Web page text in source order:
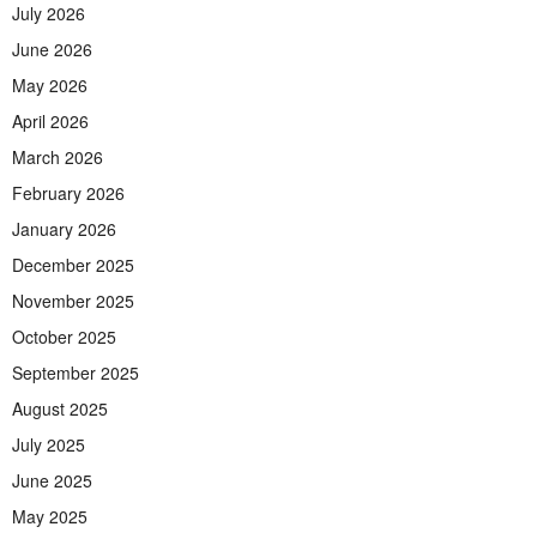
July 2026
June 2026
May 2026
April 2026
March 2026
February 2026
January 2026
December 2025
November 2025
October 2025
September 2025
August 2025
July 2025
June 2025
May 2025